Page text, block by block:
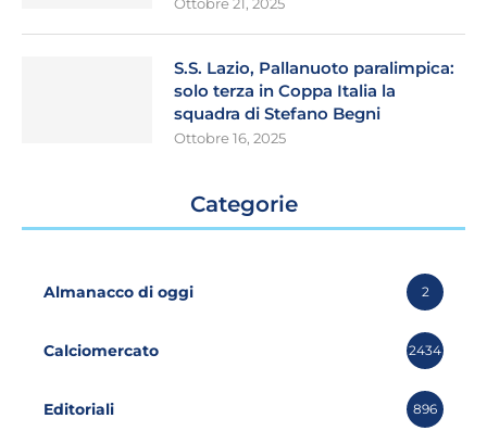
Ottobre 21, 2025
S.S. Lazio, Pallanuoto paralimpica:
solo terza in Coppa Italia la
squadra di Stefano Begni
Ottobre 16, 2025
Categorie
Almanacco di oggi 2
Calciomercato 2434
Editoriali 896